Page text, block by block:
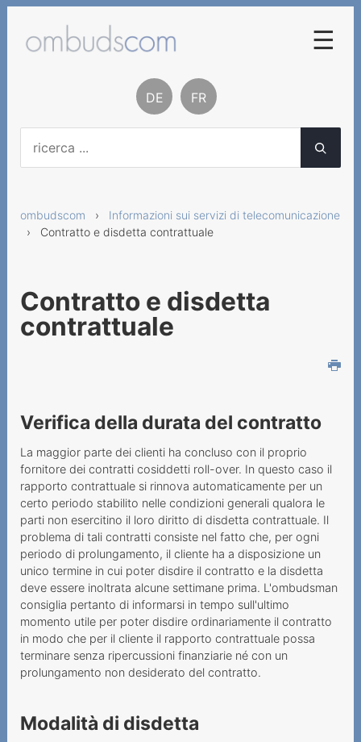
DE FR
ombudscom › Informazioni sui servizi di telecomunicazione
› Contratto e disdetta contrattuale
Contratto e disdetta
contrattuale
Verifica della durata del contratto
La maggior parte dei clienti ha concluso con il proprio
fornitore dei contratti cosiddetti roll-over. In questo caso il
rapporto contrattuale si rinnova automaticamente per un
certo periodo stabilito nelle condizioni generali qualora le
parti non esercitino il loro diritto di disdetta contrattuale. Il
problema di tali contratti consiste nel fatto che, per ogni
periodo di prolungamento, il cliente ha a disposizione un
unico termine in cui poter disdire il contratto e la disdetta
deve essere inoltrata alcune settimane prima. L'ombudsman
consiglia pertanto di informarsi in tempo sull'ultimo
momento utile per poter disdire ordinariamente il contratto
in modo che per il cliente il rapporto contrattuale possa
terminare senza ripercussioni finanziarie né con un
prolungamento non desiderato del contratto.
Modalità di disdetta
☰
Procedura di conciliazione
Basi legali
Rapporti e statistiche
Informazioni sui servizi di
telecomunicazione
contrattuale
Preselezione
Analog ALL-IP
SIM-lock
Informazioni su tasse,
riscossione e fatturazione
In evidenza
Esempi